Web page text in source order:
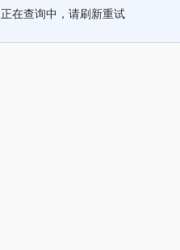
正在查询中，请刷新重试